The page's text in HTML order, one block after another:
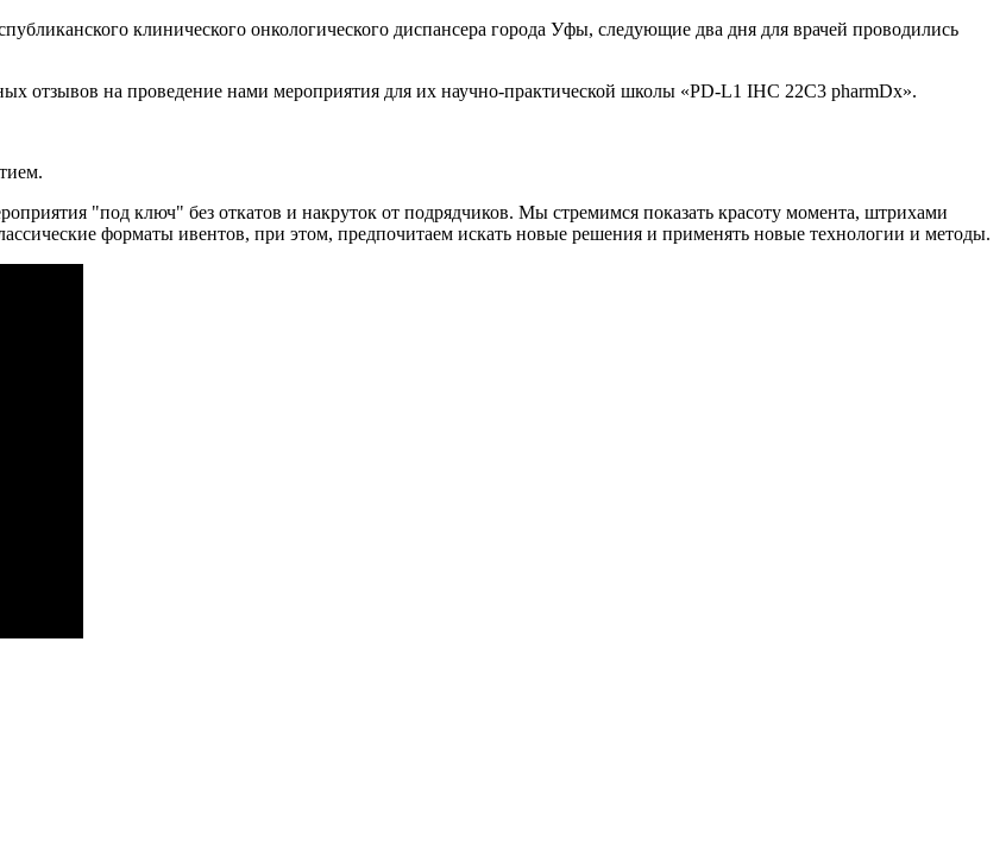
клинического онкологического диспансера города Уфы, следующие два дня для врачей проводились
отзывов на проведение нами мероприятия для их научно-практической школы «PD-L1 IHC 22C3 pharmDx».
"под ключ" без откатов и накруток от подрядчиков. Мы стремимся показать красоту момента, штрихами
форматы ивентов, при этом, предпочитаем искать новые решения и применять новые технологии и методы.